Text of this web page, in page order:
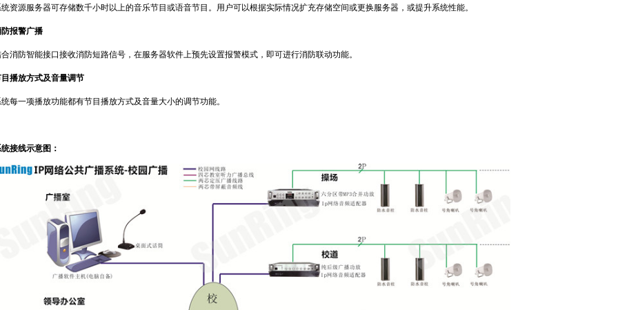
统资源服务器可存储数千小时以上的音乐节目或语音节目。用户可以根据实际情况扩充存储空间或更换服务器，或提升系统性能。
报警广播
消防智能接口接收消防短路信号，在服务器软件上预先设置报警模式，即可进行消防联动功能。
播放方式及音量调节
统每一项播放功能都有节目播放方式及音量大小的调节功能。
接线示意图：